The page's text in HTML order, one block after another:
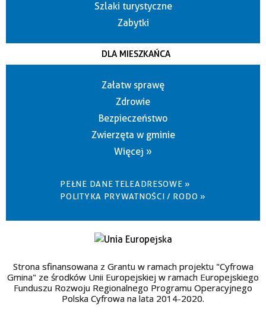
Szlaki turystyczne
Zabytki
DLA MIESZKAŃCA
Załatw sprawę
Zdrowie
Bezpieczeństwo
Zwierzęta w gminie
Więcej »
PEŁNE DANE TELEADRESOWE »
POLITYKA PRYWATNOŚCI / RODO »
Strona sfinansowana z Grantu w ramach projektu "Cyfrowa
Gmina" ze środków Unii Europejskiej w ramach Europejskiego
Funduszu Rozwoju Regionalnego Programu Operacyjnego
Polska Cyfrowa na lata 2014-2020.